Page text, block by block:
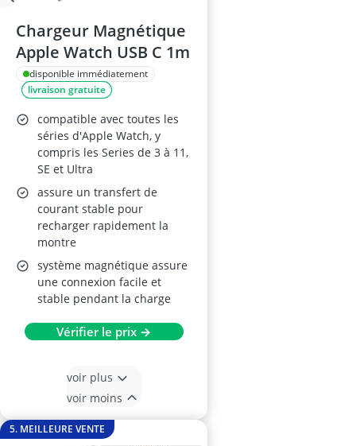
Chargeur Magnétique
Apple Watch USB C 1m
disponible immédiatement
livraison gratuite
compatible avec toutes les
séries d'Apple Watch, y
compris les Series de 3 à 11,
SE et Ultra
assure un transfert de
courant stable pour
recharger rapidement la
montre
système magnétique assure
une connexion facile et
stable pendant la charge
Vérifier le prix →
voir plus
voir moins
5. MEILLEURE VENTE